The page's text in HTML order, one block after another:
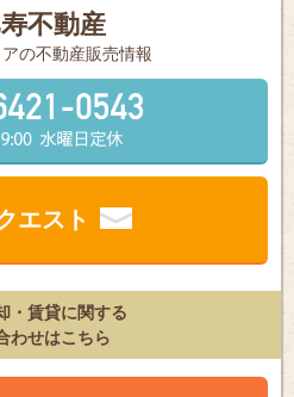
不動産
の不動産販売情報
エスト
・賃貸に関する
わせはこちら